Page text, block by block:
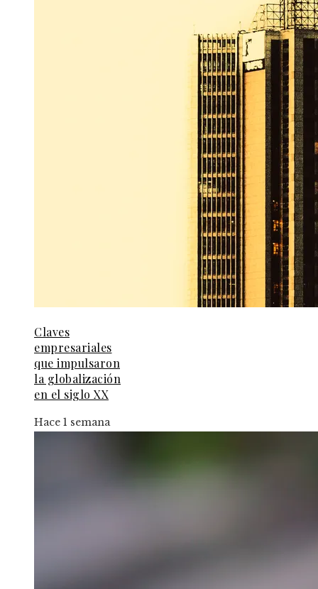
Claves
empresariales
que impulsaron
la globalización
en el siglo XX
Hace 1 semana